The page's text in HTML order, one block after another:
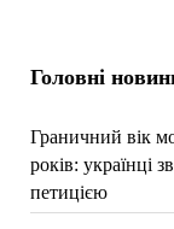
Головні
Граничний вік
років: українці
петицією